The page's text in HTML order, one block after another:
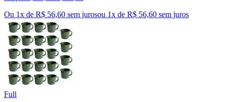
Ou 1x de R$ 56,60 sem jurosou 1x de R$ 56,60 sem juros
Full